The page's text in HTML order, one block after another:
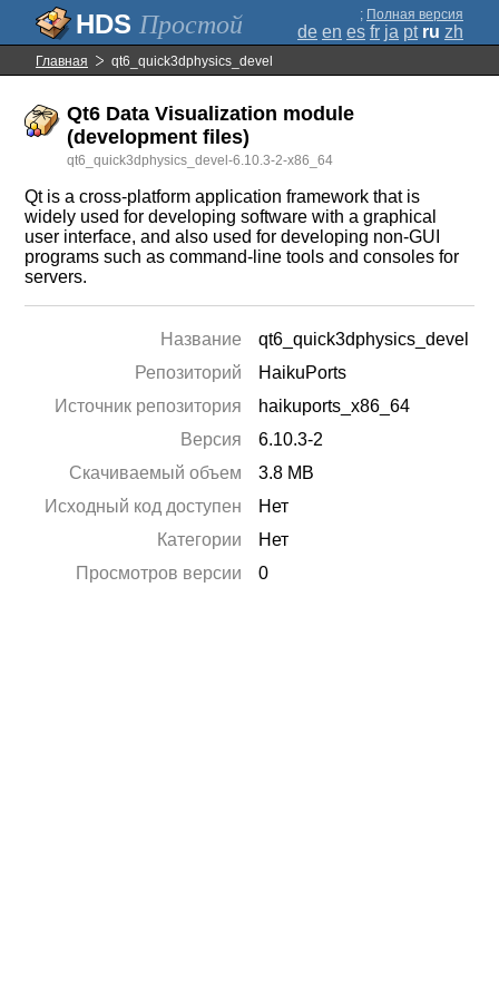
Простой ; Полная версия
de en es fr ja pt ru zh
Главная qt6_quick3dphysics_devel
Qt6 Data Visualization module
(development files)
qt6_quick3dphysics_devel-6.10.3-2-x86_64
Qt is a cross-platform application framework that is
widely used for developing software with a graphical
user interface, and also used for developing non-GUI
programs such as command-line tools and consoles for
servers.
Название
qt6_quick3dphysics_devel
Репозиторий
HaikuPorts
Источник репозитория
haikuports_x86_64
Версия
6.10.3-2
Скачиваемый объем
3.8 MB
Исходный код доступен
Нет
Категории
Нет
Просмотров версии
0